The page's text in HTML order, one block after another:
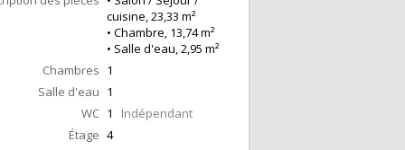
cuisine, 23,33 m²
• Chambre, 13,74 m²
• Salle d'eau, 2,95 m²
Chambres 1
Salle d'eau 1
WC 1 Indépendant
Étage 4